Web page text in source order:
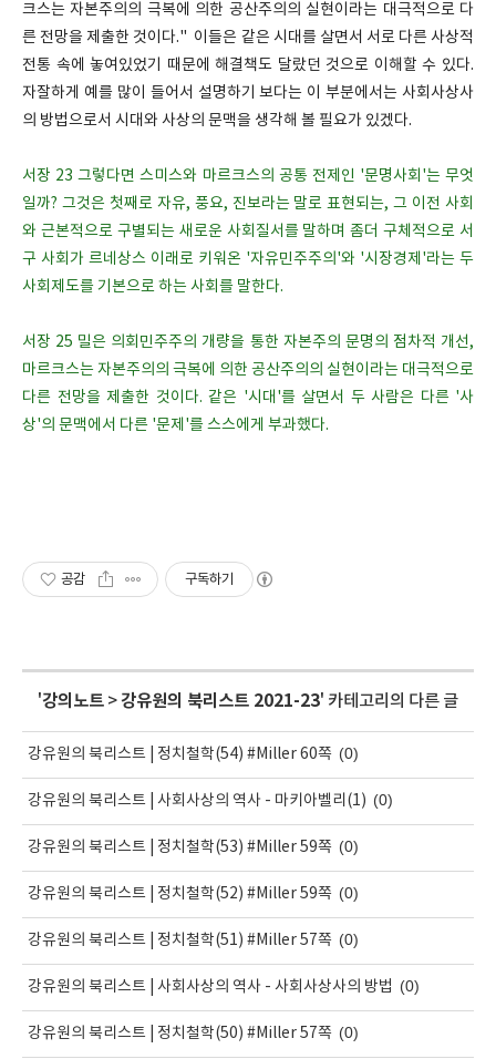
크스는 자본주의의 극복에 의한 공산주의의 실현이라는 대극적으로 다
른 전망을 제출한 것이다." 이들은 같은 시대를 살면서 서로 다른 사상적
전통 속에 놓여있었기 때문에 해결책도 달랐던 것으로 이해할 수 있다.
자잘하게 예를 많이 들어서 설명하기 보다는 이 부분에서는 사회사상사
의 방법으로서 시대와 사상의 문맥을 생각해 볼 필요가 있겠다.
서장 23 그렇다면 스미스와 마르크스의 공통 전제인 '문명사회'는 무엇
일까? 그것은 첫째로 자유, 풍요, 진보라는 말로 표현되는, 그 이전 사회
와 근본적으로 구별되는 새로운 사회질서를 말하며 좀더 구체적으로 서
구 사회가 르네상스 이래로 키워온 '자유민주주의'와 '시장경제'라는 두
사회제도를 기본으로 하는 사회를 말한다.
서장 25 밀은 의회민주주의 개량을 통한 자본주의 문명의 점차적 개선,
마르크스는 자본주의의 극복에 의한 공산주의의 실현이라는 대극적으로
다른 전망을 제출한 것이다. 같은 '시대'를 살면서 두 사람은 다른 '사
상'의 문맥에서 다른 '문제'를 스스에게 부과했다.
공감 구독하기
'강의노트 >강유원의 북리스트 2021-23' 카테고리의 다른 글
강유원의 북리스트 | 정치철학(54) #Miller 60쪽 (0)
강유원의 북리스트 | 사회사상의 역사 - 마키아벨리(1) (0)
강유원의 북리스트 | 정치철학(53) #Miller 59쪽 (0)
강유원의 북리스트 | 정치철학(52) #Miller 59쪽 (0)
강유원의 북리스트 | 정치철학(51) #Miller 57쪽 (0)
강유원의 북리스트 | 사회사상의 역사 - 사회사상사의 방법 (0)
강유원의 북리스트 | 정치철학(50) #Miller 57쪽 (0)